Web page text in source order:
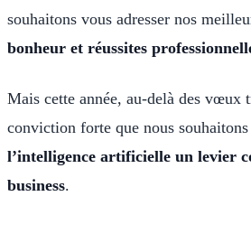
souhaitons vous adresser nos
bonheur et réussites
Mais cette année, au-delà des vœux
conviction forte que nous
l’intelligence artificielle un levier
business.